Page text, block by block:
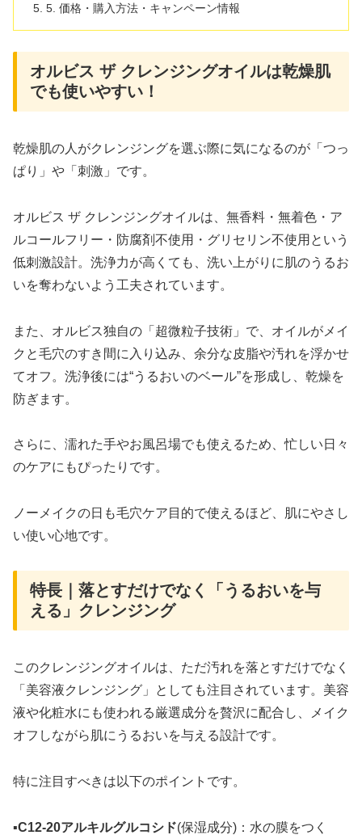
5. 価格・購入方法・キャンペーン情報
オルビス ザ クレンジングオイルは乾燥肌
でも使いやすい！
乾燥肌の人がクレンジングを選ぶ際に気になるのが「つっ
ぱり」や「刺激」です。
オルビス ザ クレンジングオイルは、無香料・無着色・ア
ルコールフリー・防腐剤不使用・グリセリン不使用という
低刺激設計。洗浄力が高くても、洗い上がりに肌のうるお
いを奪わないよう工夫されています。
また、オルビス独自の「超微粒子技術」で、オイルがメイ
クと毛穴のすき間に入り込み、余分な皮脂や汚れを浮かせ
てオフ。洗浄後には“うるおいのベール”を形成し、乾燥を
防ぎます。
さらに、濡れた手やお風呂場でも使えるため、忙しい日々
のケアにもぴったりです。
ノーメイクの日も毛穴ケア目的で使えるほど、肌にやさし
い使い心地です。
特長｜落とすだけでなく「うるおいを与
える」クレンジング
このクレンジングオイルは、ただ汚れを落とすだけでなく
「美容液クレンジング」としても注目されています。美容
液や化粧水にも使われる厳選成分を贅沢に配合し、メイク
オフしながら肌にうるおいを与える設計です。
特に注目すべきは以下のポイントです。
▪C12-20アルキルグルコシド(保湿成分)：水の膜をつく